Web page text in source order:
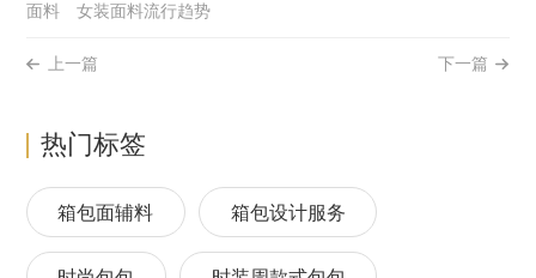
面料
女装面料流行趋势
上一篇 下一篇
热门标签
箱包面辅料 箱包设计服务